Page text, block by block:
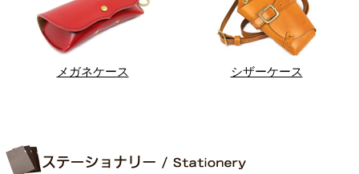
メガネケース シザーケース